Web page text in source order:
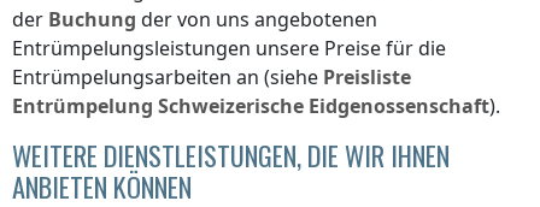
der Buchung der von uns angebotenen
Entrümpelungsleistungen unsere Preise für die
Entrümpelungsarbeiten an (siehe Preisliste
Entrümpelung Schweizerische Eidgenossenschaft).
WEITERE DIENSTLEISTUNGEN, DIE WIR IHNEN
ANBIETEN KÖNNEN